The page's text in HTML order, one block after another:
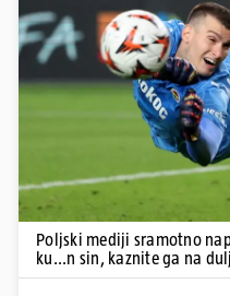
Poljski mediji sramotno
ku...n sin, kaznite ga na